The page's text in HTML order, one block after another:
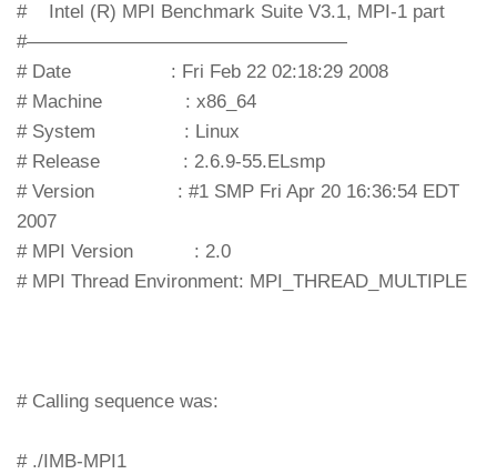
# Intel (R) MPI Benchmark Suite V3.1, MPI-1 part
#—————————————————
# Date : Fri Feb 22 02:18:29 2008
# Machine : x86_64
# System : Linux
# Release : 2.6.9-55.ELsmp
# Version : #1 SMP Fri Apr 20 16:36:54 EDT
2007
# MPI Version : 2.0
# MPI Thread Environment: MPI_THREAD_MULTIPLE
# Calling sequence was:
# ./IMB-MPI1